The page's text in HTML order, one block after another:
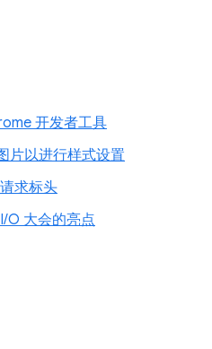
开发者工具
片以进行样式设置
求标头
O 大会的亮点